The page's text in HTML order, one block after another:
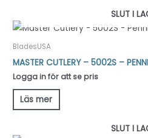
SLUT I
BladesUSA
MASTER CUTLERY – 5002S –
Logga in för att se pris
Läs mer
SLUT I